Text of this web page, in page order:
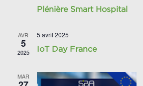
Plénière Smart Hospital
AVR
5
2025
5 avril 2025
IoT Day France
MAR